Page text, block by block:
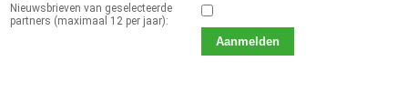
Nieuwsbrieven van geselecteerde
partners (maximaal 12 per jaar):